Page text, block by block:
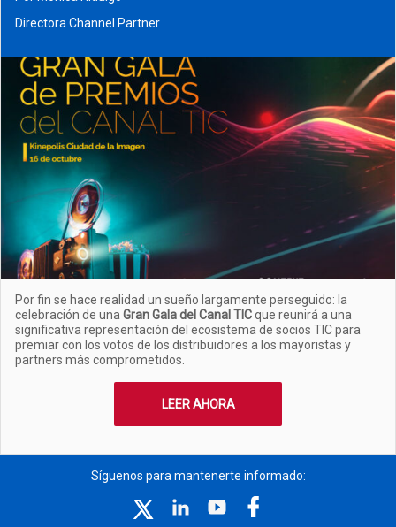
Directora Channel Partner
Por fin se hace realidad un sueño largamente perseguido: la
celebración de una Gran Gala del Canal TICque reunirá a una
significativa representación del ecosistema de socios TIC para
premiar con los votos de los distribuidores a los mayoristas y
partners más comprometidos.
LEER AHORA
Síguenos para mantenerte informado: